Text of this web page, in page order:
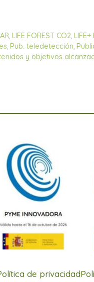
,LIFE FOREST CO2,LIFE+
, Pub. teledetección,
y objetivos
de privacidad